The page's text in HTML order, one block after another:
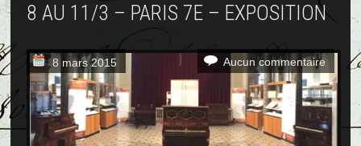
8 AU 11/3 – PARIS 7E – EXPOSITION
8 mars 2015 Aucun commentaire